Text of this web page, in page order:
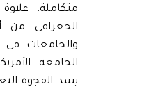
متكاملة. علاوة
الجغرافي من
والجامعات في
الجامعة الأمريكية
يسد الفجوة